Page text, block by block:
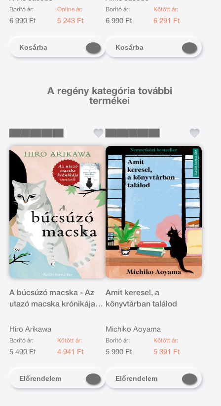
Borító ár:
6 990 Ft
Online ár:
5 243 Ft
Kosárba
Borító ár:
6 990 Ft
Kötött ár:
6 291 Ft
Kosárba
A regény kategória további
termékei
A búcsúzó macska - Az
utazó macska krónikája
Hiro Arikawa
Borító ár:
5 490 Ft
Kötött ár:
4 941 Ft
Előrendelem
Amit keresel, a
könyvtárban találod
Michiko Aoyama
Borító ár:
5 990 Ft
Kötött ár:
5 391 Ft
Előrendelem